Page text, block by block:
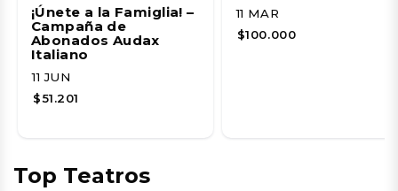
¡Únete a la Famiglia! –
Campaña de
Abonados Audax
Italiano
11 JUN
$51.201
11 MAR
$100.000
Top Teatros